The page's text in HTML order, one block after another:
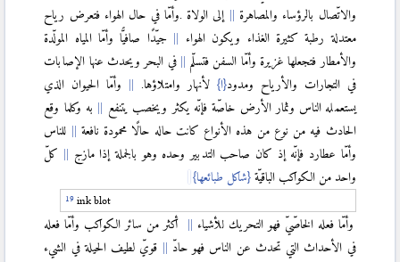
والاتّصال بالرؤساء والمصاهرة
إلى الولاة
وأمّا في حال الهواء فتعرض رياح
معتدلة رطبة كثيرة الغذاء ويكون الهواء
جيّدًا صافيًّا وأمّا المياه المولّدة
والأمطار فتجعلها غزيرة وأمّا السفن فتسلّم
في البحر ويحدث عنها الإصابات
في التجارات والأرياح ومدود{ا} لأنهار وامتلاؤها.
وأمّا الحيوان الذي
يستعمله الناس وثمار الأرض خاصّة فإنّه يكثر ويخصب يتنفع
به وكلما وقع
الحادث فيه من نوع من هذه الأنواع كانت حاله حالًا محمودة نافعة
للناس
وأمّا عطارد فإنّه إذ كان صاحب التدبير وحده وهو بالجملة إذا مازج
كلّ
واحد من الكواكب الباقيّة{شاكل طبائعها}
ink blot
وأمّا فعله الخاصّيّ فهو التحريك للأشياء
أكثر من سائر الكواكب وأمّا فعله
في الأحداث التي تحدث عن الناس فهو حادّ
قويّ لطيف الحيلة في الشيء